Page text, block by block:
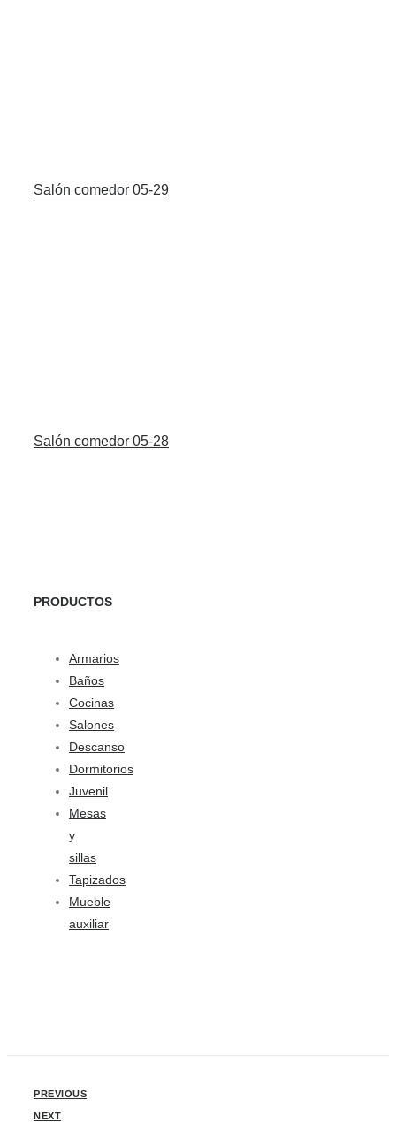
Salón comedor 05-29
Salón comedor 05-28
PRODUCTOS
Armarios
Baños
Cocinas
Salones
Descanso
Dormitorios
Juvenil
Mesas
y
sillas
Tapizados
Mueble
auxiliar
PREVIOUS
NEXT